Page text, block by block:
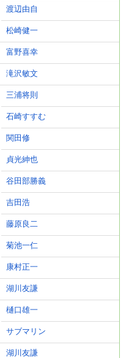
渡辺由自
松崎健一
富野喜幸
滝沢敏文
三浦将則
石崎すすむ
関田修
貞光紳也
谷田部勝義
吉田浩
藤原良二
菊池一仁
康村正一
湖川友謙
樋口雄一
サブマリン
湖川友謙